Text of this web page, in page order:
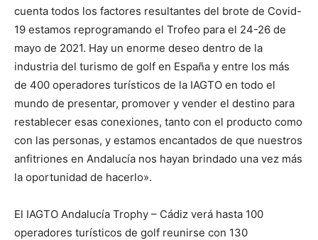
cuenta todos los factores resultantes del brote de Covid-
19 estamos reprogramando el Trofeo para el 24-26 de
mayo de 2021. Hay un enorme deseo dentro de la
industria del turismo de golf en España y entre los más
de 400 operadores turísticos de la IAGTO en todo el
mundo de presentar, promover y vender el destino para
restablecer esas conexiones, tanto con el producto como
con las personas, y estamos encantados de que nuestros
anfitriones en Andalucía nos hayan brindado una vez más
la oportunidad de hacerlo».
El IAGTO Andalucía Trophy – Cádiz verá hasta 100
operadores turísticos de golf reunirse con 130